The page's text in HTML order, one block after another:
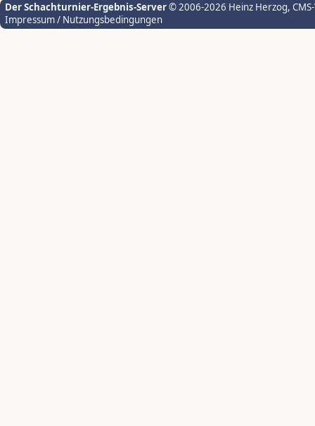
Der Schachturnier-Ergebnis-Server© 2006-2026 Heinz Herzog,
Impressum / Nutzungsbedingungen